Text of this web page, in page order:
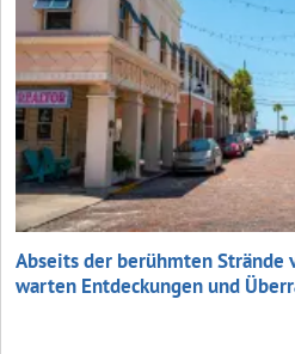
Abseits der berühmten Strände
warten Entdeckungen und